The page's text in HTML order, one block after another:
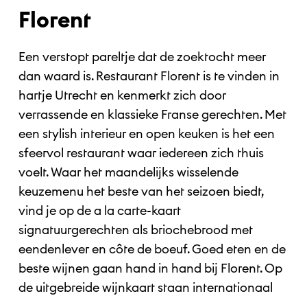
Florent
Een verstopt pareltje dat de zoektocht meer
dan waard is. Restaurant Florent is te vinden in
hartje Utrecht en kenmerkt zich door
verrassende en klassieke Franse gerechten. Met
een stylish interieur en open keuken is het een
sfeervol restaurant waar iedereen zich thuis
voelt. Waar het maandelijks wisselende
keuzemenu het beste van het seizoen biedt,
vind je op de a la carte-kaart
signatuurgerechten als briochebrood met
eendenlever en côte de boeuf. Goed eten en de
beste wijnen gaan hand in hand bij Florent. Op
de uitgebreide wijnkaart staan internationaal